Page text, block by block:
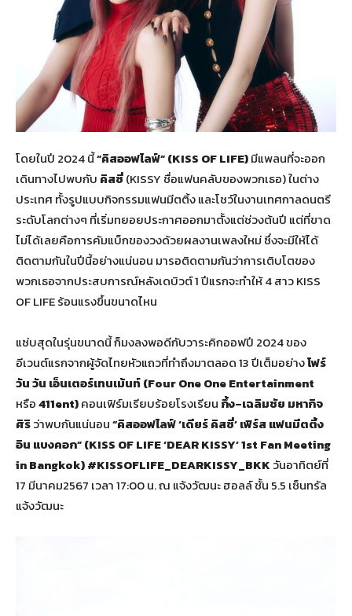
โดยในปี 2024 นี้“คิสออฟไลฟ์” (KISS OF LIFE)มีแพลนที่จะออก
เดินทางไปพบกับ คิสซี่(KISSY ชื่อแฟนคลับของพวกเธอ) ในต่าง
ประเทศ ทั้งรูปแบบกิจกรรมแฟนมีตติ้ง และโชว์ในงานเทศกาลดนตรี
ระดับโลกต่างๆ ที่เริ่มทยอยประกาศออกมาตั้งแต่ช่วงต้นปี แต่ที่ขาด
ไม่ได้เลยคือการคัมแบ็กของวงด้วยผลงานเพลงใหม่ ซึ่งจะมีให้ได้
ติดตามกันในปีนี้อย่างแน่นอน มารอติดตามกันว่าการเติบโตของ
พวกเธอจากประสบการณ์หลังเดบิวต์ 1 ปีแรกจะทำให้ 4 สาว KISS
OF LIFE ร้อนแรงขึ้นขนาดไหน
แซ่บสุดในรุ่นขนาดนี้ ก็มงลงพอดีกับวาระคิกออฟปี 2024 ของ
อีเวนต์แรกจากผู้จัดไทยหัวแถวที่ทำถึงมาตลอด 13 ปีเต็มอย่างโฟร์
วัน วัน เอ็นเตอร์เทนเม้นท์(Four One One Entertainment
หรือ411ent)คอนเฟิร์มเรียบร้อยโรงเรียน กึ้ง–เฉลิมชัย มหากิจ
ศิริว่าพบกันแน่นอน“คิสออฟไลฟ์‘เดียร์ คิสซี่’ เฟิร์ส แฟนมีตติ้ง
อิน แบงคอก” (KISS OF LIFE ‘DEAR KISSY’ 1st Fan Meeting
in Bangkok) #KISSOFLIFE_DEARKISSY_BKK วันอาทิตย์ที่
17 มีนาคม2567 เวลา 17:00 น. ณ แจ้งวัฒนะ ฮอลล์ ชั้น 5.5 เซ็นทรัล
แจ้งวัฒนะ